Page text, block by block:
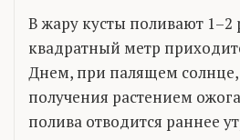
В жару кусты поливают 1–2
квадратный метр
Днем, при палящем солнце,
получения растением
полива отводится раннее